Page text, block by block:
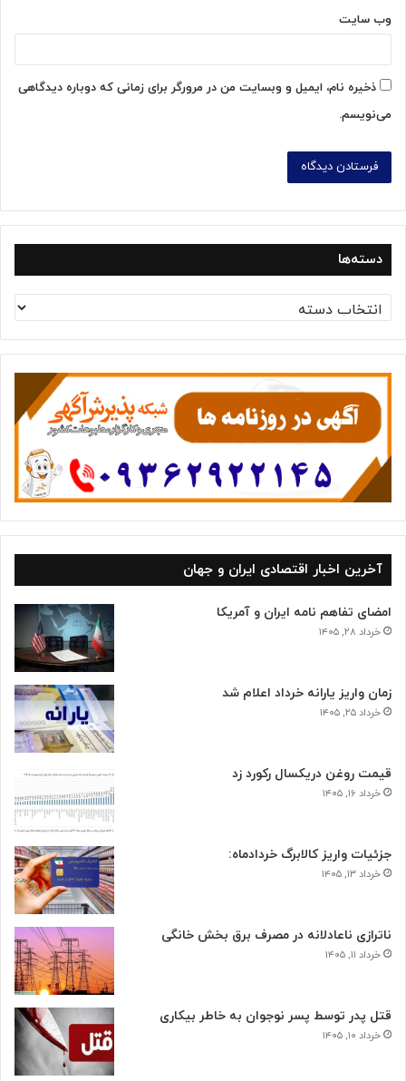
وب‌ سایت
ذخیره نام، ایمیل و وبسایت من در مرورگر برای زمانی که دوباره دیدگاهی
می‌نویسم.
دسته‌ها
س
ت
ه‌
ه
آخرین اخبار اقتصادی ایران و جهان
امضای تفاهم نامه ایران و آمریکا
خرداد ۲۸, ۱۴۰۵
زمان واریز یارانه خرداد اعلام شد
خرداد ۲۵, ۱۴۰۵
قیمت روغن دریکسال رکورد زد
خرداد ۱۶, ۱۴۰۵
جزئیات واریز کالابرگ خردادماه:
خرداد ۱۳, ۱۴۰۵
ناترازی ناعادلانه در مصرف برق بخش خانگی
خرداد ۱۱, ۱۴۰۵
قتل پدر توسط پسر نوجوان به خاطر بیکاری
خرداد ۱۰, ۱۴۰۵